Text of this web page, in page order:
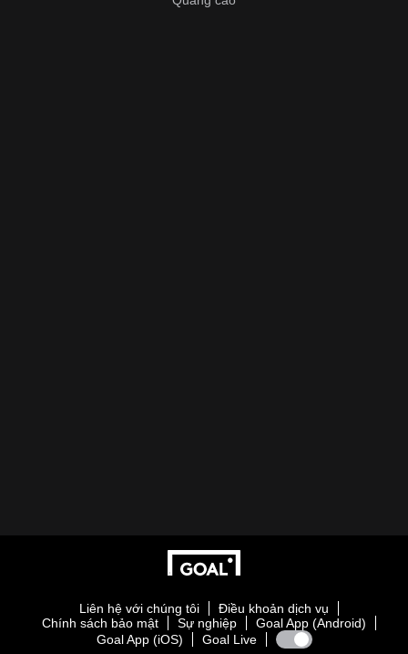
Liên hệ với chúng tôi
Điều khoản dịch vụ
Chính sách bảo mật
Sự nghiệp
Goal App (Android)
Goal App (iOS)
Goal Live